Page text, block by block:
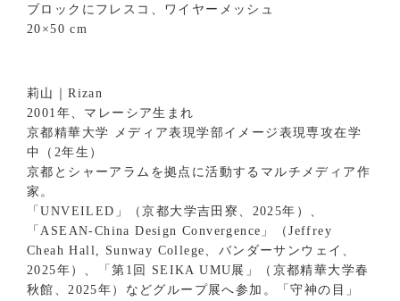
ブロックにフレスコ、ワイヤーメッシュ
20×50 cm
莉山｜Rizan
2001年、マレーシア生まれ
京都精華大学 メディア表現学部イメージ表現専攻在学
中（2年生）
京都とシャーアラムを拠点に活動するマルチメディア作
家。
「UNVEILED」（京都大学吉田寮、2025年）、
「ASEAN-China Design Convergence」（Jeffrey
Cheah Hall, Sunway College、バンダーサンウェイ、
2025年）、「第1回 SEIKA UMU展」（京都精華大学春
秋館、2025年）などグループ展へ参加。「守神の目」